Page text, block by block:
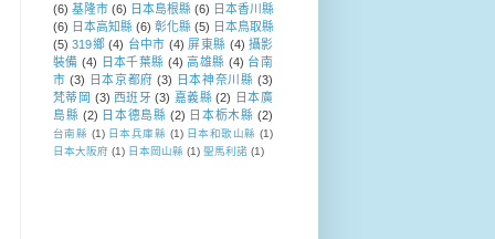
(6) 基隆市 (6) 日本島根縣 (6) 日本香川縣
(6) 日本高知縣 (6) 彰化縣 (5) 日本鳥取縣
(5) 319鄉 (4) 台中市 (4) 屏東縣 (4) 攝影
裝備 (4) 日本千葉縣 (4) 高雄縣 (4) 台南
市 (3) 日本京都府 (3) 日本神奈川縣 (3)
梵蒂岡 (3) 西班牙 (3) 嘉義縣 (2) 日本廣
島縣 (2) 日本德島縣 (2) 日本栃木縣 (2)
台南縣 (1) 日本兵庫縣 (1) 日本和歌山縣 (1)
日本大阪府 (1) 日本岡山縣 (1) 聖馬利諾 (1)